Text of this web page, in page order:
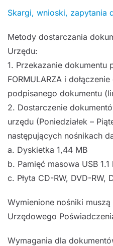
Skargi, wnioski, zapytania
Metody dostarczania
Urzędu:
1. Przekazanie dokumentu
FORMULARZA i
podpisanego dokumentu
2. Dostarczenie
urzędu (Poniedziałek –
następujących nośnikach
a. Dyskietka 1,44 MB
b. Pamięć masowa USB
c. Płyta CD-RW, DVD-RW,
Wymienione nośniki
Urzędowego
Wymagania dla